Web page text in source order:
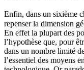
Enfin, dans un sixième
repenser la dimension
En effet la plupart des
l’hypothèse que, pour
dans un nombre limité
l’essentiel des moyens